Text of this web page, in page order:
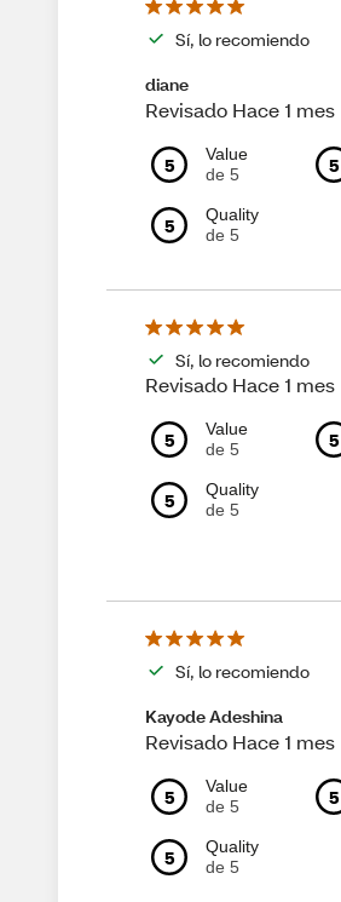
Sí, lo recomiendo
diane
Revisado Hace 1 mes
5
Value
de 5
5
5
Quality
de 5
Sí, lo recomiendo
Revisado Hace 1 mes
5
Value
de 5
5
5
Quality
de 5
Sí, lo recomiendo
Kayode Adeshina
Revisado Hace 1 mes
5
Value
de 5
5
5
Quality
de 5